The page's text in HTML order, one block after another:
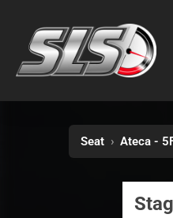
Seat › Ateca -